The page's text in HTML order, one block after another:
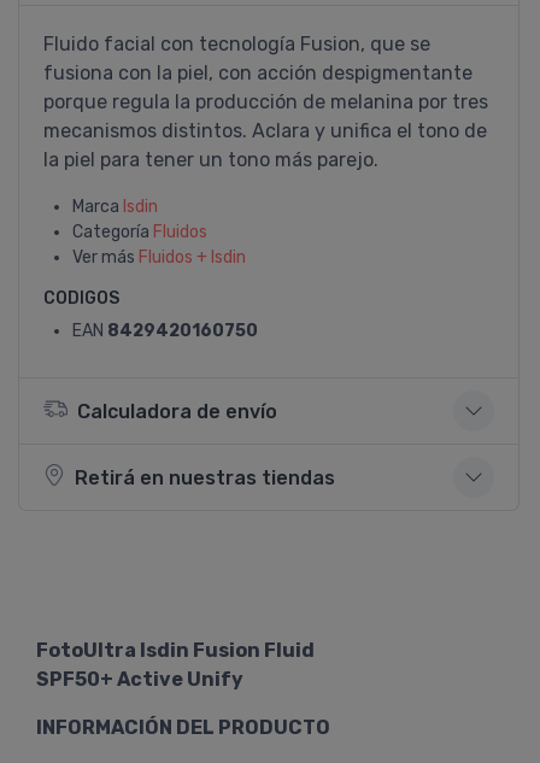
Fluido facial con tecnologí­a Fusion, que se
fusiona con la piel, con acción despigmentante
porque regula la producción de melanina por tres
mecanismos distintos. Aclara y unifica el tono de
la piel para tener un tono más parejo.
Marca Isdin
Categoría Fluidos
Ver más Fluidos + Isdin
CODIGOS
EAN 8429420160750
Calculadora de envío
Retirá en nuestras tiendas
FotoUltra Isdin Fusion Fluid
SPF50+ Active Unify
INFORMACIÓN DEL PRODUCTO